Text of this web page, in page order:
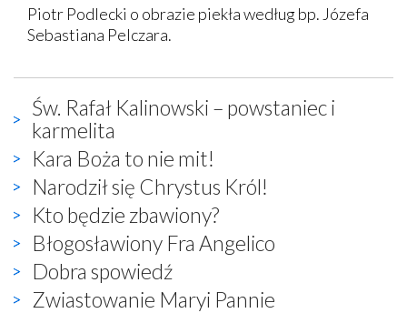
Piotr Podlecki o obrazie piekła według bp. Józefa
Sebastiana Pelczara.
Św. Rafał Kalinowski – powstaniec i
karmelita
Kara Boża to nie mit!
Narodził się Chrystus Król!
Kto będzie zbawiony?
Błogosławiony Fra Angelico
Dobra spowiedź
Zwiastowanie Maryi Pannie